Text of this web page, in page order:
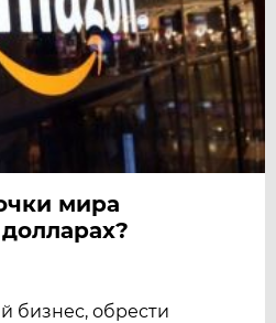
мира
бизнес, обрести